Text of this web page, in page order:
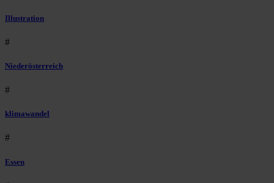
Illustration
#
Niederösterreich
#
klimawandel
#
Essen